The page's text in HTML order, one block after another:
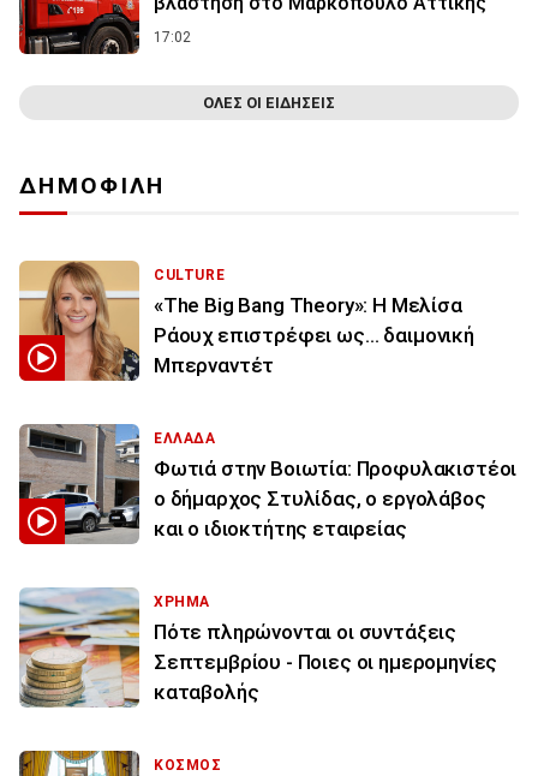
17:02
ΟΛΕΣ ΟΙ ΕΙΔΗΣΕΙΣ
ΔΗΜΟΦΙΛΗ
CULTURE
«The Big Bang Theory»: Η Μελίσα
Ράουχ επιστρέφει ως… δαιμονική
Μπερναντέτ
ΕΛΛΑΔΑ
Φωτιά στην Βοιωτία: Προφυλακιστέοι
ο δήμαρχος Στυλίδας, ο εργολάβος
και ο ιδιοκτήτης εταιρείας
ΧΡΗΜΑ
Πότε πληρώνονται οι συντάξεις
Σεπτεμβρίου - Ποιες οι ημερομηνίες
καταβολής
ΚΟΣΜΟΣ